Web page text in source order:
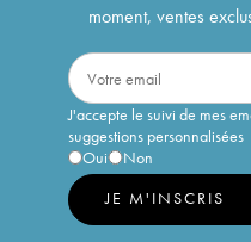
moment, ventes
J'accepte le suivi de mes
suggestions personnalisées
Oui
Non
JE M'INSCRIS